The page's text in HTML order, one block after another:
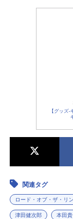
【グッズ
関連タグ
ロード・オブ・ザ・リ
津田健次郎 本田